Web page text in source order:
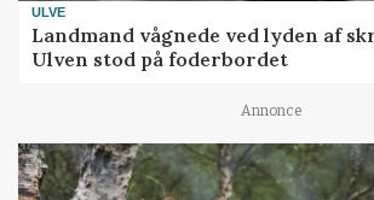
ULVE
Landmand vågnede ved lyden af
Ulven stod på foderbordet
Annonce